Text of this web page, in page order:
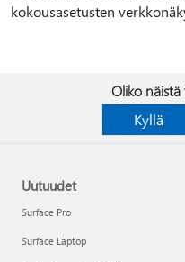
kokousasetusten
Oliko
Kyllä
Uutuudet
Surface Pro
Surface Laptop